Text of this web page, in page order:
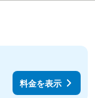
料金を表示